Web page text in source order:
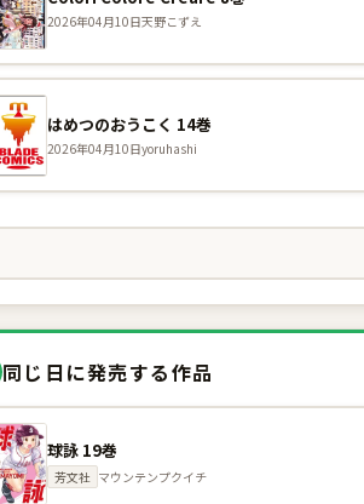
2026年04月10日天野こずえ
はめつのおうこく 14巻
2026年04月10日yoruhashi
同じ日に発売する作品
球詠 19巻
芳文社 マウンテンプクイチ